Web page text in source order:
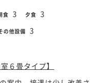
食 3 夕食 3
の他設備 3
６畳タイプ】